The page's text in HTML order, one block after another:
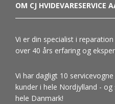
OM CJ HVIDEVARESERVICE
Vi er din specialist i
over 40 års erfaring og
Vi har dagligt 10
kunder i hele Nordjylland -
hele Danmark!